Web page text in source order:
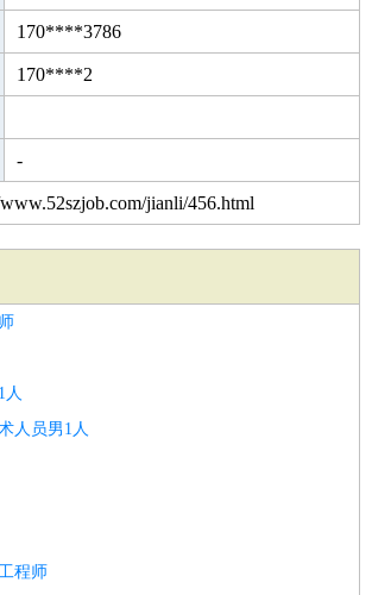
170****3786
170****3786
170****2
-
jianli/456.html
人
人员男1人
程师